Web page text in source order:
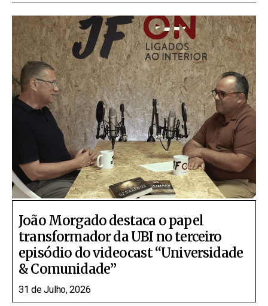
João Morgado destaca o papel
transformador da UBI no terceiro
episódio do videocast “Universidade
& Comunidade”
31 de Julho, 2026